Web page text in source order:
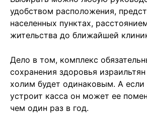
удобством расположения,
населенных пунктах,
жительства до ближайшей
Дело в том, комплекс
сохранения здоровья
холим будет одинаковым. А если
устроит касса он может ее
чем один раз в год.